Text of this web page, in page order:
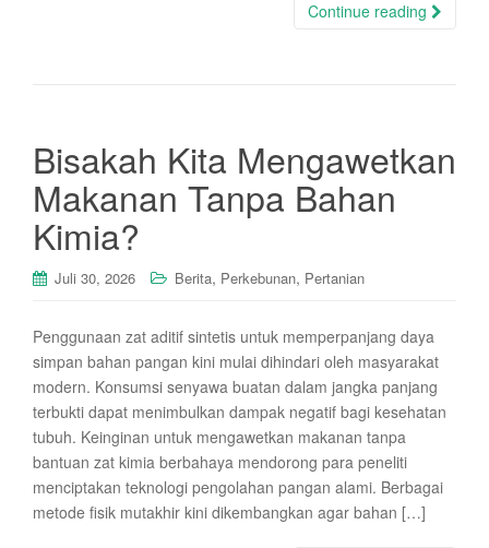
Continue reading
Bisakah Kita Mengawetkan
Makanan Tanpa Bahan
Kimia?
Juli 30, 2026 Berita, Perkebunan, Pertanian
Penggunaan zat aditif sintetis untuk memperpanjang daya
simpan bahan pangan kini mulai dihindari oleh masyarakat
modern. Konsumsi senyawa buatan dalam jangka panjang
terbukti dapat menimbulkan dampak negatif bagi kesehatan
tubuh. Keinginan untuk mengawetkan makanan tanpa
bantuan zat kimia berbahaya mendorong para peneliti
menciptakan teknologi pengolahan pangan alami. Berbagai
metode fisik mutakhir kini dikembangkan agar bahan […]